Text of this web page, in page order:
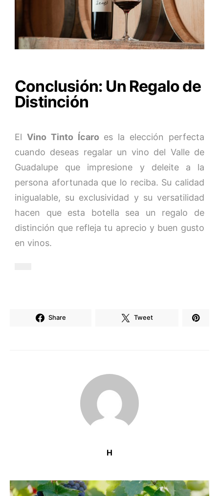
Conclusión: Un Regalo de
Distinción
El Vino Tinto Ícaroes la elección perfecta
cuando deseas regalar un vino del Valle de
Guadalupe que impresione y deleite a la
persona afortunada que lo reciba. Su calidad
inigualable, su exclusividad y su versatilidad
hacen que esta botella sea un regalo de
distinción que refleja tu aprecio y buen gusto
en vinos.
Share Tweet
H